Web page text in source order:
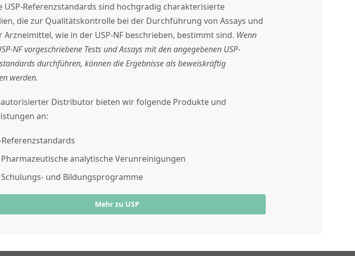
USP-Referenzstandards sind hochgradig charakterisierte
die zur Qualitätskontrolle bei der Durchführung von Assays und
Arzneimittel, wie in der USP-NF beschrieben, bestimmt sind. Wenn
NF vorgeschriebene Tests und Assays mit den angegebenen USP-
durchführen, können die Ergebnisse als beweiskräftig
werden.
autorisierter Distributor bieten wir folgende Produkte und
an:
Referenzstandards
Pharmazeutische analytische Verunreinigungen
Schulungs- und Bildungsprogramme
Mehr zu USP